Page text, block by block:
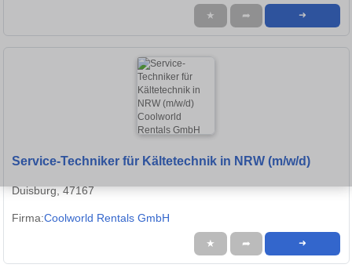
★ ➦ ➜
Service-Techniker für Kältetechnik in NRW (m/w/d)
Duisburg, 47167
Firma:Coolworld Rentals GmbH
★ ➦ ➜